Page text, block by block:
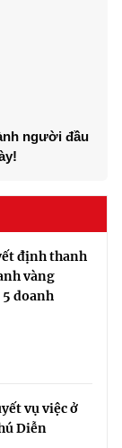
người đầu
định thanh
vàng
doanh
vụ việc ở
Diễn